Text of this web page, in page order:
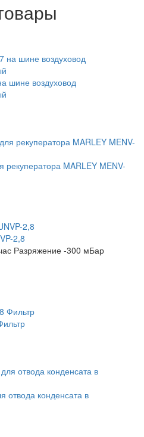
шине воздуховод
рекуператора MARLEY MENV-
2,8
Разряжение -300 мБар
отвода конденсата в